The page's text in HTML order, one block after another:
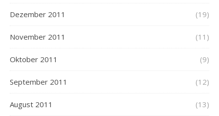
Dezember 2011 (19)
November 2011 (11)
Oktober 2011 (9)
September 2011 (12)
August 2011 (13)